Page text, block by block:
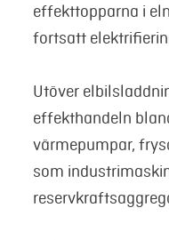
effekttopparna i
fortsatt
Utöver
effekthandeln
värmepumpar,
som